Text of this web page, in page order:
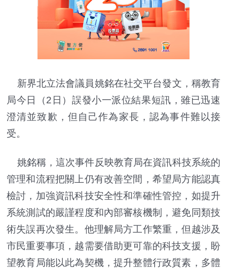
新界北立法會議員姚銘在社交平台發文，稱教育
局今日（2日）誤發小一派位結果短訊，雖已迅速
澄清並致歉，但自己作為家長，認為事件難以接
受。
姚銘稱，這次事件反映教育局在資訊科技系統的
管理和流程把關上仍有改善空間，希望局方能認真
檢討，加強資訊科技安全性和準確性管控，如提升
系統測試的嚴謹程度和內部審核機制，避免同類技
術失誤再次發生。他理解局方工作繁重，但越涉及
市民重要事項，越需要借助更可靠的科技支援，盼
望教育局能以此為契機，提升整體行政質素，多體